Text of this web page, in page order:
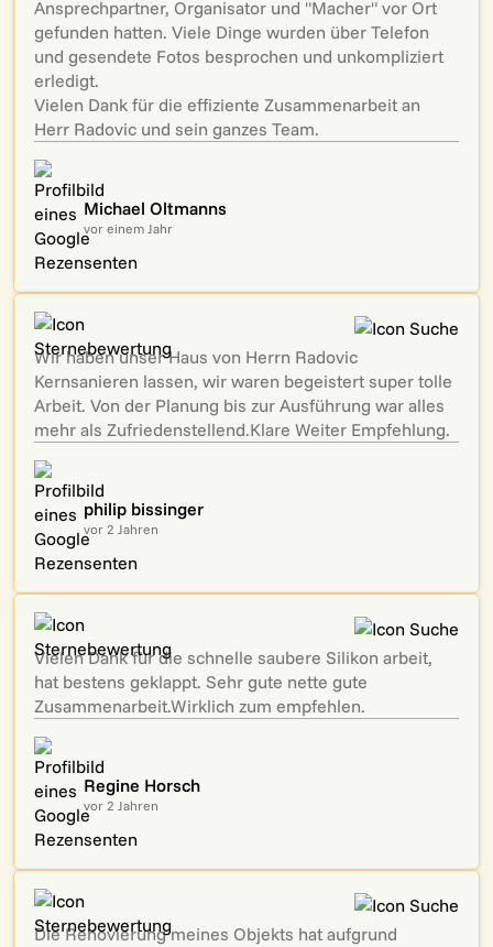
Ansprechpartner, Organisator und "Macher" vor Ort
gefunden hatten. Viele Dinge wurden über Telefon
und gesendete Fotos besprochen und unkompliziert
erledigt.
Vielen Dank für die effiziente Zusammenarbeit an
Herr Radovic und sein ganzes Team.
Michael Oltmanns
vor einem Jahr
Wir haben unser Haus von Herrn Radovic
Kernsanieren lassen, wir waren begeistert super tolle
Arbeit. Von der Planung bis zur Ausführung war alles
mehr als Zufriedenstellend.Klare Weiter Empfehlung.
philip bissinger
vor 2 Jahren
Vielen Dank für die schnelle saubere Silikon arbeit,
hat bestens geklappt. Sehr gute nette gute
Zusammenarbeit.Wirklich zum empfehlen.
Regine Horsch
vor 2 Jahren
Die Renovierung meines Objekts hat aufgrund